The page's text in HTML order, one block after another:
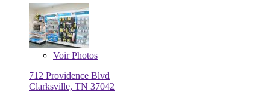
VoirPhotos
712 Providence Blvd
Clarksville, TN 37042